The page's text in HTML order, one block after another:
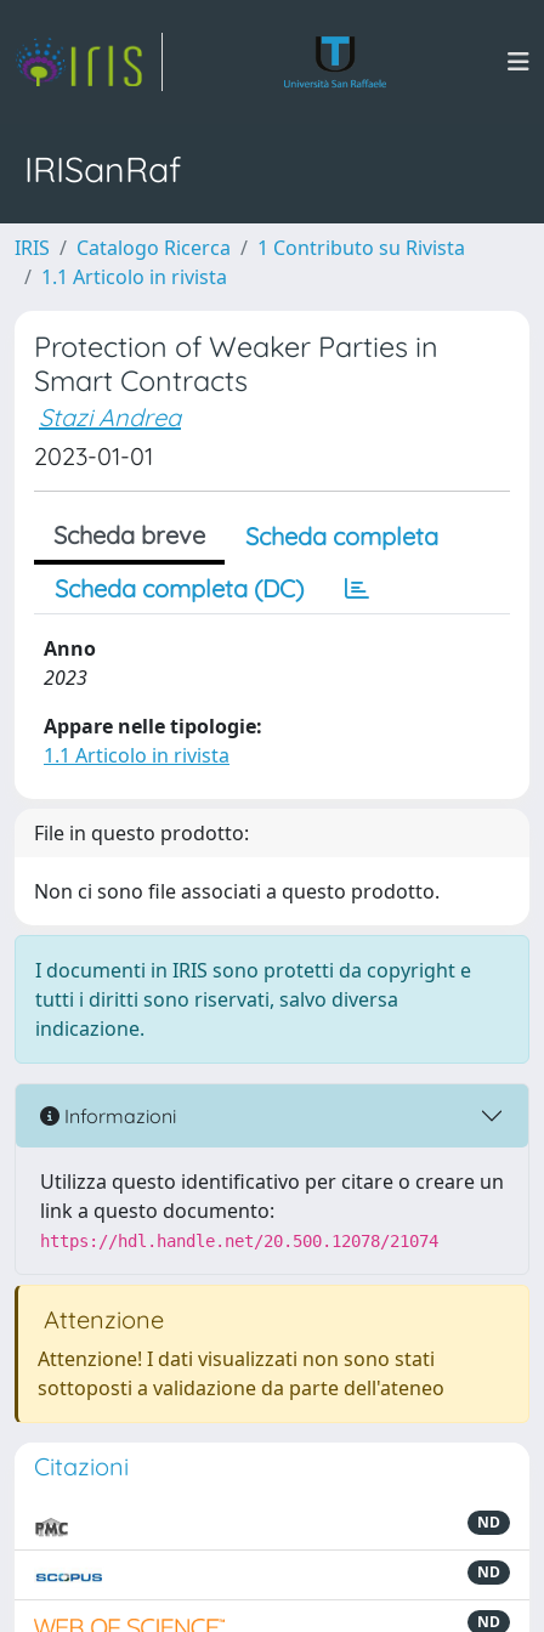
IRISanRaf
IRIS Catalogo Ricerca
1 Contributo su Rivista
1.1 Articolo in rivista
Protection of Weaker Parties in
Smart Contracts
Stazi Andrea
2023-01-01
Scheda breve
Scheda completa
Scheda completa (DC)
Anno
2023
Appare nelle tipologie:
1.1 Articolo in rivista
File in questo prodotto:
Non ci sono file associati a questo prodotto.
I documenti in IRIS sono protetti da copyright e
tutti i diritti sono riservati, salvo diversa
indicazione.
Informazioni
Utilizza questo identificativo per citare o creare un
link a questo documento:
https://hdl.handle.net/20.500.12078/21074
Attenzione
Attenzione! I dati visualizzati non sono stati
sottoposti a validazione da parte dell'ateneo
Citazioni
ND
ND
ND